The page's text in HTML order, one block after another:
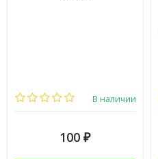
В наличии
100 ₽